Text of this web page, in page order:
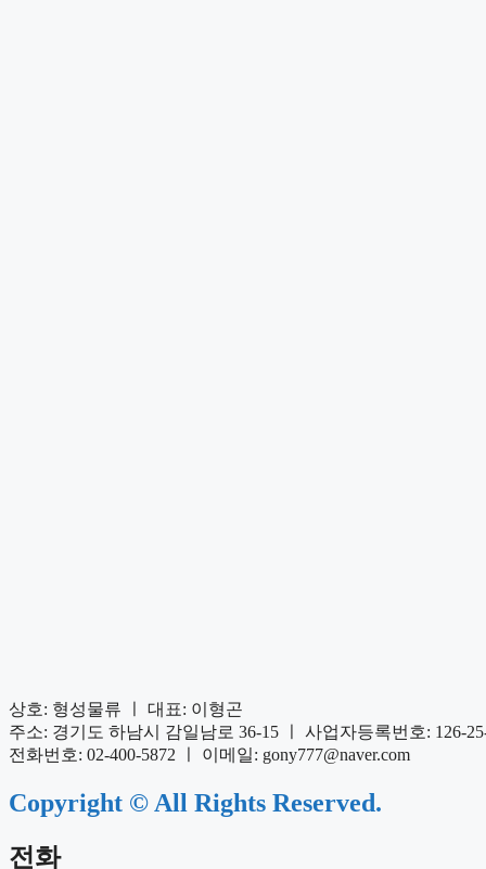
상호: 형성물류 ㅣ 대표: 이형곤
주소: 경기도 하남시 감일남로 36-15 ㅣ 사업자등록번호: 126-
전화번호: 02-400-5872 ㅣ 이메일: gony777@naver.com
Copyright © All Rights Reserved.
전화